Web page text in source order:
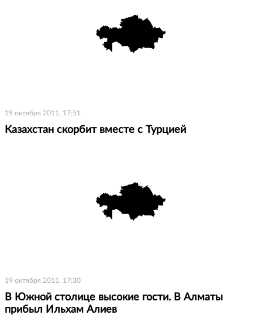
19 октября 2011, 17:51
Казахстан скорбит вместе с Турцией
19 октября 2011, 17:30
В Южной столице высокие гости. В Алматы
прибыл Ильхам Алиев